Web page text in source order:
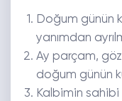
Doğum günün
yanımdan
Ay parçam,
doğum günün
Kalbimin